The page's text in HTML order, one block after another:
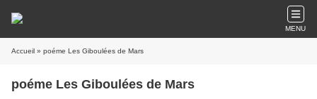
MENU
Accueil » poéme Les Giboulées de Mars
poéme Les Giboulées de Mars